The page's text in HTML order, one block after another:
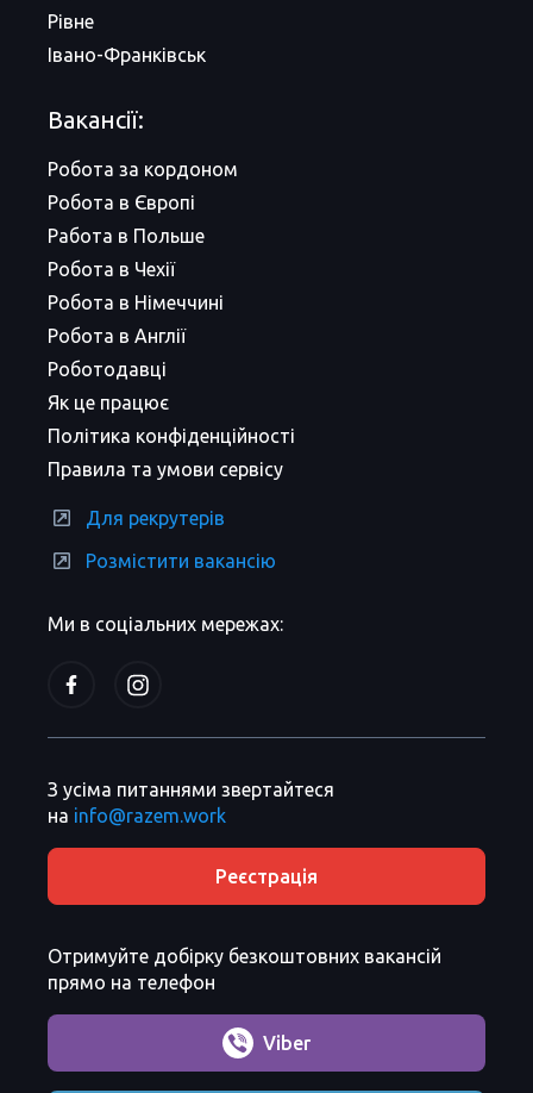
Ми в соціальних мережах:
Рівне
Івано-Франківськ
Вакансії:
Робота за кордоном
Робота в Європі
Работа в Польше
Робота в Чехії
Робота в Німеччині
Робота в Англії
Роботодавці
Як це працює
Політика конфіденційності
Правила та умови сервісу
Для рекрутерів
Розмістити вакансію
З усіма питаннями звертайтеся
на info@razem.work
Реєстрація
Отримуйте добірку безкоштовних вакансій
прямо на телефон
Viber